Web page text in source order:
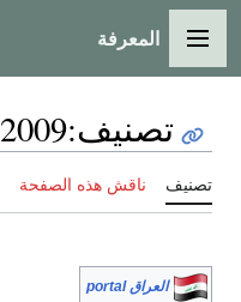
القائمة الرئيسية
المعرفة
تصنيف:2009 في العراق
تصنيف ناقش هذه الصفحة
العراق portal